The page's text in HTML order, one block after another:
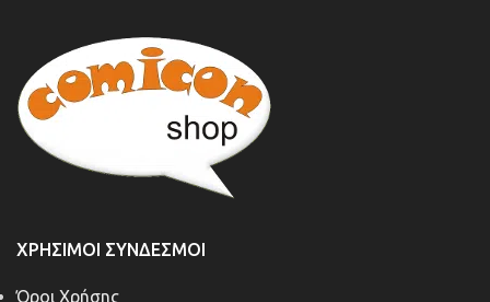
ΧΡΉΣΙΜΟΙ ΣΎΝΔΕΣΜΟΙ
Όροι Χρήσης